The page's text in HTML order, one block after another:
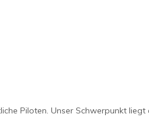
Piloten. Unser Schwerpunkt